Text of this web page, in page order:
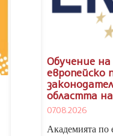
Обучение
европейско
областта
07.08.2026
Академията по